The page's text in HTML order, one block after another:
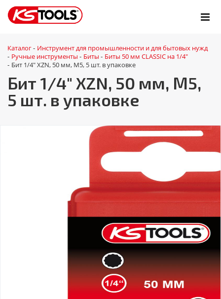
Каталог - Инструмент для промышленности и для бытовых нужд
- Ручные инструменты - Биты - Биты 50 мм CLASSIC на 1/4"
- Бит 1/4" XZN, 50 мм, М5, 5 шт. в упаковке
Бит 1/4" XZN, 50 мм, М5,
5 шт. в упаковке